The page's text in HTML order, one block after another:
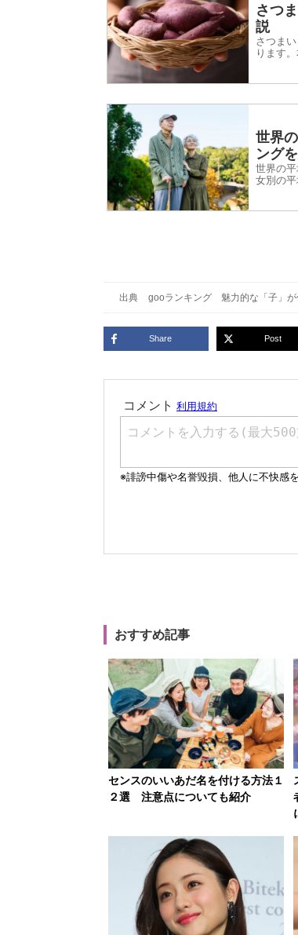
さつ
説
さつま
ります
世界
ング
世界の
女別の
出典 gooランキング 魅力的な「子」が
Share Post
おすすめ記事
センスのいいあだ名を付ける方法１
２選 注意点についても紹介